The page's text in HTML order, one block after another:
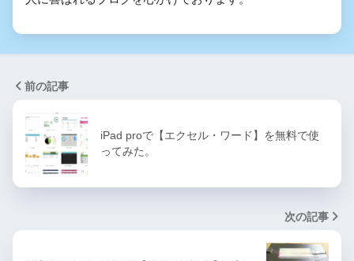
前の記事
iPad proで【エクセル・ワード】を無料で使
ってみた。
次の記事